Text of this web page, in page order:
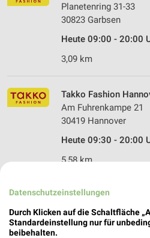
Planetenring 31-33
30823 Garbsen
Heute 09:00 - 20:00
3,09 km
Takko Fashion
Am Fuhrenkampe 21
30419 Hannover
Heute 09:30 - 20:00
5,58 km
Takko Fashion
Göttinger Chaussee
30459 Hannover
Datenschutzeinstellungen
Durch Klicken auf die Schaltfläche
Standardeinstellung nur für
beibehalten.